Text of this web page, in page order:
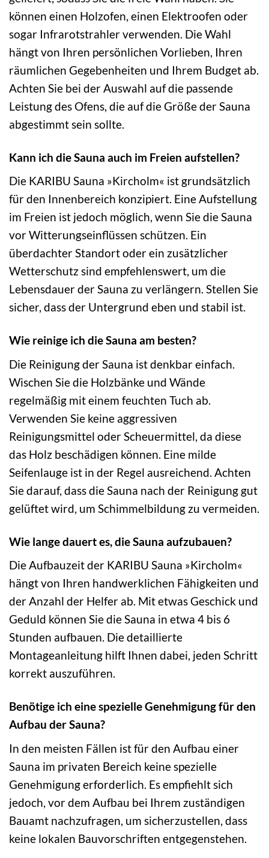
können einen Holzofen, einen Elektroofen oder
sogar Infrarotstrahler verwenden. Die Wahl
hängt von Ihren persönlichen Vorlieben, Ihren
räumlichen Gegebenheiten und Ihrem Budget ab.
Achten Sie bei der Auswahl auf die passende
Leistung des Ofens, die auf die Größe der Sauna
abgestimmt sein sollte.
Kann ich die Sauna auch im Freien aufstellen?
Die KARIBU Sauna »Kircholm« ist grundsätzlich
für den Innenbereich konzipiert. Eine Aufstellung
im Freien ist jedoch möglich, wenn Sie die Sauna
vor Witterungseinflüssen schützen. Ein
überdachter Standort oder ein zusätzlicher
Wetterschutz sind empfehlenswert, um die
Lebensdauer der Sauna zu verlängern. Stellen Sie
sicher, dass der Untergrund eben und stabil ist.
Wie reinige ich die Sauna am besten?
Die Reinigung der Sauna ist denkbar einfach.
Wischen Sie die Holzbänke und Wände
regelmäßig mit einem feuchten Tuch ab.
Verwenden Sie keine aggressiven
Reinigungsmittel oder Scheuermittel, da diese
das Holz beschädigen können. Eine milde
Seifenlauge ist in der Regel ausreichend. Achten
Sie darauf, dass die Sauna nach der Reinigung gut
gelüftet wird, um Schimmelbildung zu vermeiden.
Wie lange dauert es, die Sauna aufzubauen?
Die Aufbauzeit der KARIBU Sauna »Kircholm«
hängt von Ihren handwerklichen Fähigkeiten und
der Anzahl der Helfer ab. Mit etwas Geschick und
Geduld können Sie die Sauna in etwa 4 bis 6
Stunden aufbauen. Die detaillierte
Montageanleitung hilft Ihnen dabei, jeden Schritt
korrekt auszuführen.
Benötige ich eine spezielle Genehmigung für den
Aufbau der Sauna?
In den meisten Fällen ist für den Aufbau einer
Sauna im privaten Bereich keine spezielle
Genehmigung erforderlich. Es empfiehlt sich
jedoch, vor dem Aufbau bei Ihrem zuständigen
Bauamt nachzufragen, um sicherzustellen, dass
keine lokalen Bauvorschriften entgegenstehen.